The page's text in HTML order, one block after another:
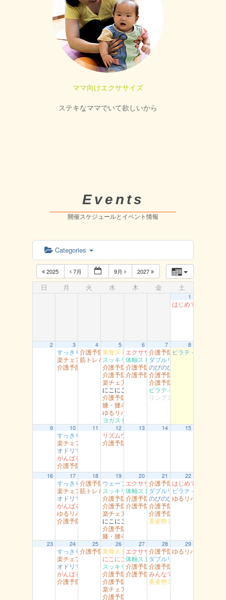
ママ向けエクササイズ
ステキなママでいて欲しいから
Events
開催スケジュールとイベント情報
Categories
2025 7月 9月 2027
日 月 火 水 木 金 土
1
はじめてのダンス
2 3
すっきり体操 湖南
楽チェア体操 丸由
介護予防智頭 総合センター月曜
4
介護予防岩美（すこやかセンター）
筋トレ＆ストレッチ 富桑
5
美骨ストレッチ 湖山
スッキリヨガ 吉方
介護予防岩美 浦富
介護予防智頭 総合センター（水）
楽チェア体操 吉岡
にこにこ用瀬
介護予防岩美 文化センター
膝・腰らくらく教室 醇風
ゆるリハ体操 幸町
ヨガストレッチ 岩美
6
エクササイズ 岩美
体軸ストレッチ 富桑
介護予防智頭 土師
介護予防智頭 山郷
7
介護予防岩美 岩井
ダブルリング江山
のびのび健康教室 青谷
介護予防岩美（大岩）
介護予防智頭 那岐
ピラティス 社
リングストレッチ（松保）
8
ピラティスヨ～ガ
9 10
すっきり体操 湖南
楽チェア体操 丸由
オドリマス（ラボ）
がんばるエアロ 丸由
介護予防智頭 総合センター月曜
11 12
リズムウオーキング 湯梨浜
介護予防智頭 総合センター（水）
13 14 15
16 17
すっきり体操 湖南
楽チェア体操 丸由
オドリマス（ラボ）
がんばるエアロ 丸由
ゆるリハ体操 幸町南館
介護予防智頭 総合センター月曜
18
介護予防岩美（すこやかセンター）
筋トレ＆ストレッチ 富桑
19
ウェーブリングストレッチ 湖山
スッキリヨガ 吉方
介護予防岩美 浦富
介護予防智頭 総合センター（水）
楽チェア体操 吉岡
にこにこ用瀬
介護予防岩美 文化センター
膝・腰らくらく教室 醇風
20
エクササイズ 岩美
体軸ストレッチ 富桑
介護予防智頭 土師
介護予防智頭 山郷
21
介護予防岩美 岩井
ダブルリング 吉成
のびのび健康教室 青谷
介護予防岩美（大岩）
介護予防智頭 那岐
美姿勢ヨガ（高草）
22
はじめてのダンス
ピラティスヨ～ガ
ゆるリハ体操 （
23 24
すっきり体操 湖南
楽チェア体操 丸由
オドリマス（ラボ）
がんばるエアロ 丸由
介護予防智頭 総合センター月曜
25
介護予防岩美（すこやかセンター）
26
美骨ストレッチ 湖山
にこにこ体操（船岡）
スッキリヨガ 吉方
介護予防岩美 浦富
介護予防智頭 総合センター（水）
楽チェア体操 吉岡
介護予防岩美 文化センター
27
エクササイズ 岩美
体軸ストレッチ 富桑
介護予防智頭 富沢
介護予防智頭 芦津
28
介護予防岩美 岩井
ダブルリング 吉成
介護予防岩美（大岩）
みんなで有酸素運動 社
美姿勢ヨガ（高草）
29
ゆるリハ体操 （